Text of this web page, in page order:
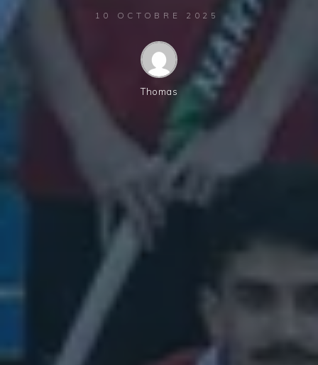
10 OCTOBRE 2025
Thomas